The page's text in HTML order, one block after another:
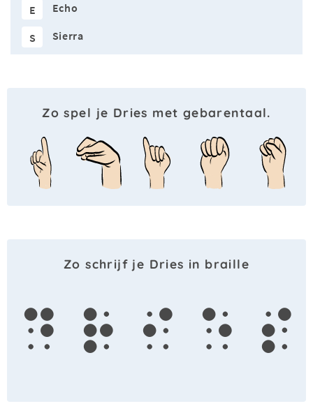
E Echo
S Sierra
Zo spel je Dries met gebarentaal.
Zo schrijf je Dries in braille
d r i e s